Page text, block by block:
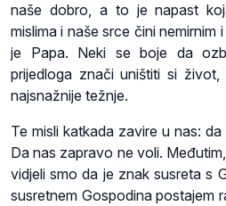
naše dobro, a to je napast
mislima i naše srce čini nemirnim
je Papa. Neki se boje da
prijedloga znači uništiti si
najsnažnije težnje.
Te misli katkada zavire u nas:
Da nas zapravo ne voli.
vidjeli smo da je znak susreta s
susretnem Gospodina postajem